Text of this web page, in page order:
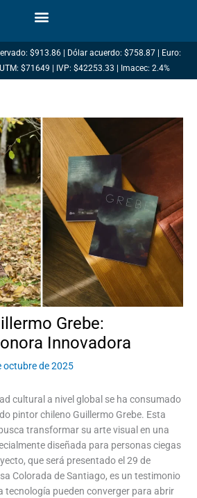
$913.86 | Dólar acuerdo: $758.87 | Euro:
$71649 | IVP: $42253.33 | Imacec: 2.4%
Grebe:
Innovadora
octubre de 2025
cultural a nivel global se ha consumado
pintor chileno Guillermo Grebe. Esta
transformar su arte visual en una
diseñada para personas ciegas
que será presentado el 29 de
Colorada de Santiago, es un testimonio
tecnología pueden converger para abrir